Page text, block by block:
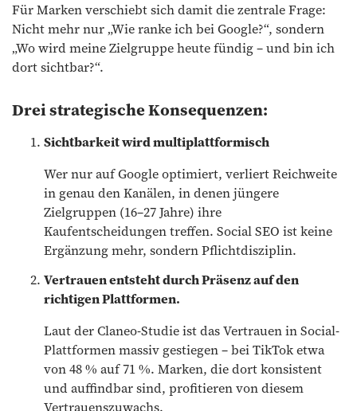
Für Marken verschiebt sich damit die zentrale Frage:
Nicht mehr nur „Wie ranke ich bei Google?“, sondern
„Wo wird meine Zielgruppe heute fündig – und bin ich
dort sichtbar?“.
Drei strategische Konsequenzen:
Sichtbarkeit wird multiplattformisch
Wer nur auf Google optimiert, verliert Reichweite
in genau den Kanälen, in denen jüngere
Zielgruppen (16–27 Jahre) ihre
Kaufentscheidungen treffen. Social SEO ist keine
Ergänzung mehr, sondern Pflichtdisziplin.
Vertrauen entsteht durch Präsenz auf den
richtigen Plattformen.
Laut der Claneo-Studie ist das Vertrauen in Social-
Plattformen massiv gestiegen – bei TikTok etwa
von 48 % auf 71 %. Marken, die dort konsistent
und auffindbar sind, profitieren von diesem
Vertrauenszuwachs.